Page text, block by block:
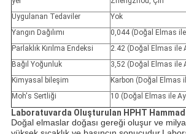
Uygulanan Tedaviler
Yok
Yangın Dağılımı
0,044 (Doğal Elmas ile
Parlaklık Kırılma Endeksi
2.42 (Doğal Elmas ile
Bağıl Yoğunluk
3,52 (Doğal Elmas ile
Kimyasal bileşim
Karbon (Doğal Elmas
Moh's Sertliği
10 (Doğal Elmas ile
Laboratuvarda Oluşturulan HPHT
Doğal elmaslar doğası gereği oluşur ve